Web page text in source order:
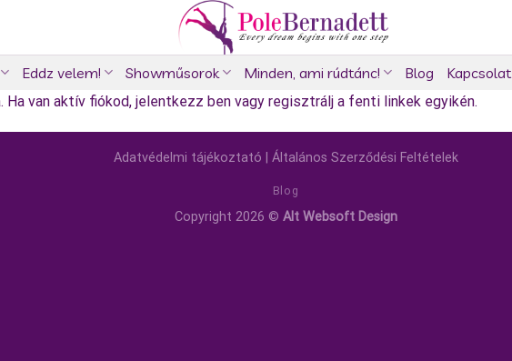
Eddz velem! Showműsorok Minden, ami rúdtánc! Blog Kapcsolat
van aktív fiókod, jelentkezz ben vagy regisztrálj a fenti linkek egyikén.
Adatvédelmi tájékoztató Általános Szerződési Feltételek
Blog
Copyright 2026 © Alt Websoft Design